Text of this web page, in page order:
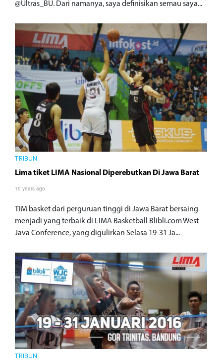
@Ultras_BU. Dari namanya, saya definisikan semau saya...
TRIBUN
Lima tiket LIMA Nasional Diperebutkan Di Jawa Barat
10 years ago
TIM basket dari perguruan tinggi di Jawa Barat bersaing
menjadi yang terbaik di LIMA Basketball Blibli.com West
Java Conference, yang digulirkan Selasa 19-31 Ja...
TRIBUN